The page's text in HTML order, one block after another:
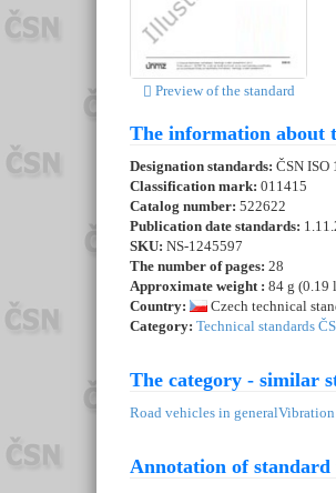
Preview of the standard
The information about
Designation standards: ČSN ISO
Classification mark: 011415
Catalog number: 522622
Publication date standards:
SKU: NS-1245597
The number of pages: 28
Approximate weight : 84 g (0.19
Country:
Czech technical
Category: Technical standards
The category - similar
Road vehicles in generalVibration
Annotation of standard